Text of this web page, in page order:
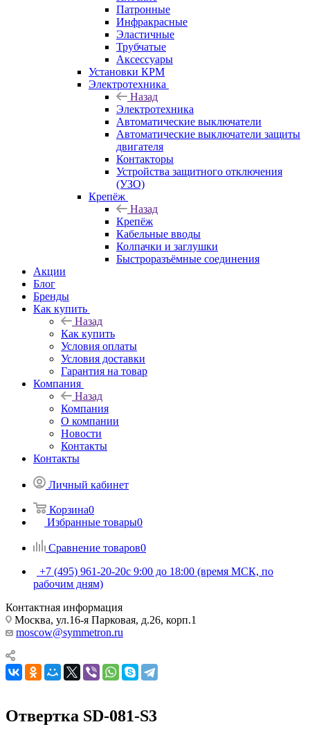
Патронные
Инфракрасные
Эластичные
Трубчатые
Аксессуары
Установки КРМ
Электротехника
Назад
Электротехника
Автоматические выключатели
Автоматические выключатели защиты
двигателя
Контакторы
Устройства защитного отключения
(УЗО)
Крепёж
Назад
Крепёж
Кабельные вводы
Колпачки и заглушки
Быстроразъёмные соединения
Акции
Блог
Бренды
Как купить
Назад
Как купить
Условия оплаты
Условия доставки
Гарантия на товар
Компания
Назад
Компания
О компании
Новости
Контакты
Контакты
Личный кабинет
Корзина0
Избранные товары0
Сравнение товаров0
+7 (495) 961-20-20с 9:00 до 18:00 (время МСК, по
рабочим дням)
Контактная информация
Москва, ул.16-я Парковая, д.26, корп.1
moscow@symmetron.ru
Отвертка SD-081-S3